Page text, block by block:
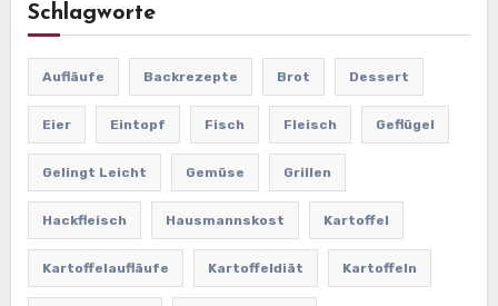
Schlagworte
Aufläufe Backrezepte Brot Dessert
Eier Eintopf Fisch Fleisch Geflügel
Gelingt Leicht Gemüse Grillen
Hackfleisch Hausmannskost Kartoffel
Kartoffelaufläufe Kartoffeldiät Kartoffeln